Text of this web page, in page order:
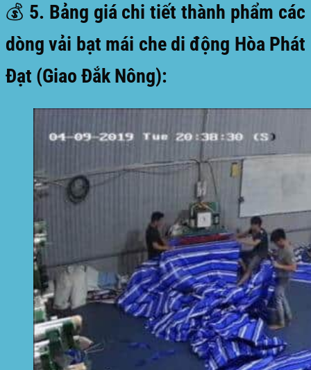
💰 5. Bảng giá chi tiết thành phẩm các
dòng vải bạt mái che di động Hòa Phát
Đạt (Giao Đắk Nông):